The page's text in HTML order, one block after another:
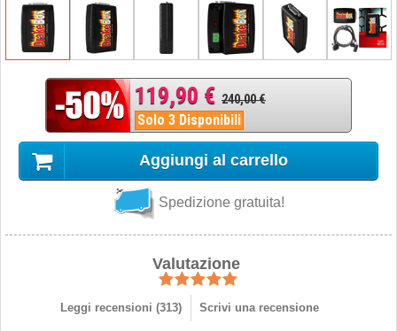
119,90 € 240,00 €
Solo 3 Disponibili
Aggiungi al carrello
Spedizione gratuita!
Valutazione
Leggi recensioni (313) Scrivi una recensione